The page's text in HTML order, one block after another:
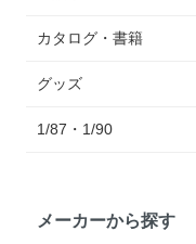
カタログ・書籍
グッズ
1/87・1/90
メーカーから探す